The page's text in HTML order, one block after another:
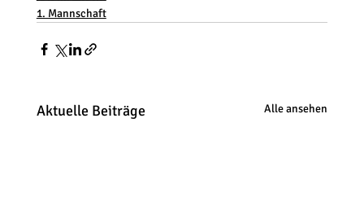
1. Mannschaft
Aktuelle Beiträge Alle ansehen